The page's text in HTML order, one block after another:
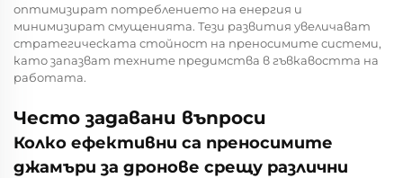
оптимизират потреблението на енергия и
минимизират смущенията. Тези развития увеличават
стратегическата стойност на преносимите системи,
като запазват техните предимства в гъвкавостта на
работата.
Често задавани въпроси
Колко ефективни са преносимите
джамъри за дронове срещу различни